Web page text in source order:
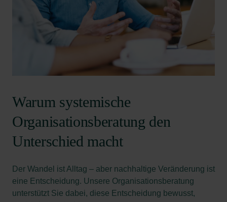
Warum systemische
Organisationsberatung den
Unterschied macht
Der Wandel ist Alltag – aber nachhaltige Veränderung ist
eine Entscheidung. Unsere Organisationsberatung
unterstützt Sie dabei, diese Entscheidung bewusst,